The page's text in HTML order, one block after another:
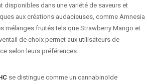
disponibles dans une variété de saveurs et
aux créations audacieuses, comme Amnesia
mélanges fruités tels que Strawberry Mango et
de choix permet aux utilisateurs de
selon leurs préférences.
se distingue comme un cannabinoïde